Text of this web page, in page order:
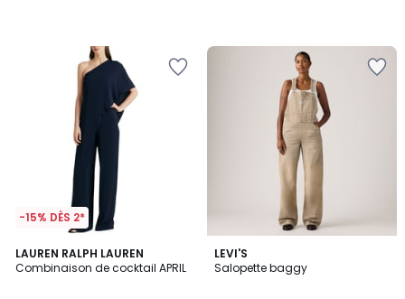
-15% DÈS 2*
LAUREN RALPH LAUREN
Combinaison de cocktail APRIL
5
/
LEVI'S
Salopette baggy
4,2
/ 5